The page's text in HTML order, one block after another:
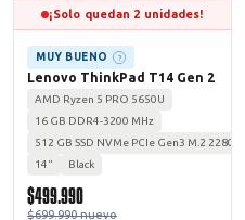
¡Solo quedan 2 unidades!
MUY BUENO ?
Lenovo ThinkPad T14 Gen 2
AMD Ryzen 5 PRO 5650U
16 GB DDR4-3200 MHz
512 GB SSD NVMe PCIe Gen3 M.2 2280
14"
Black
$499.990
$699.990 nuevo